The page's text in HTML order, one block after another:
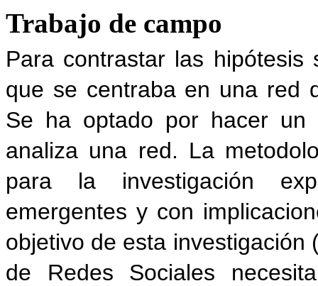
Trabajo de campo
Para contrastar las
que se centraba en una red
Se ha optado por hacer
analiza una red. La
para la investigación
emergentes y con
objetivo de esta investigación
de Redes Sociales